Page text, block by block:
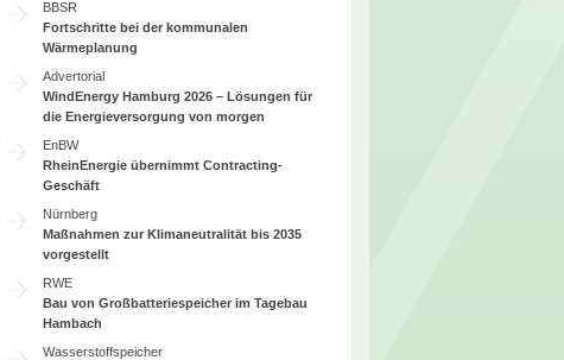
BBSR
Fortschritte bei der kommunalen
Wärmeplanung
Advertorial
WindEnergy Hamburg 2026 – Lösungen für
die Energieversorgung von morgen
EnBW
RheinEnergie übernimmt Contracting-
Geschäft
Nürnberg
Maßnahmen zur Klimaneutralität bis 2035
vorgestellt
RWE
Bau von Großbatteriespeicher im Tagebau
Hambach
Wasserstoffspeicher